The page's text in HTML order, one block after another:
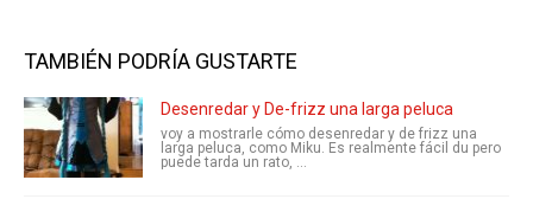
TAMBIÉN PODRÍA GUSTARTE
Desenredar y De-frizz una larga peluca
voy a mostrarle cómo desenredar y de frizz una
larga peluca, como Miku. Es realmente fácil du pero
puede tarda un rato, ...